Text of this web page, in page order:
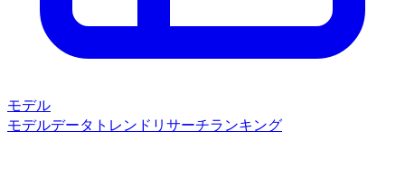
モデル
モデルデータ トレンド リサーチランキング